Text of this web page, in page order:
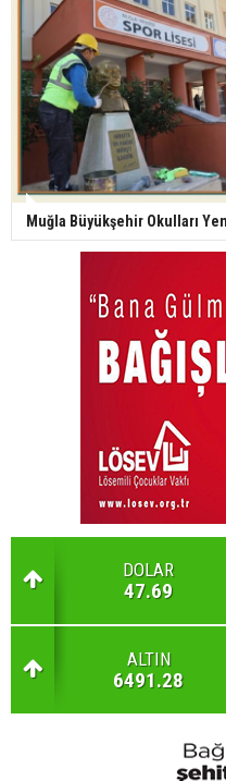
Muğla Büyükşehir Okulları
DOLAR
47.69
ALTIN
6491.28